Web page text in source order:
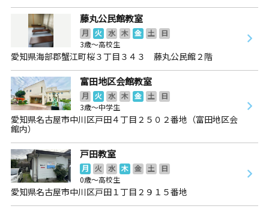
藤丸公民館教室
月 火 水 木 金 土
日
3歳～高校生
愛知県海部郡蟹江町桜３丁目３４３ 藤丸公民館２階
富田地区会館教室
月 火 水 木 金 土
日
3歳～中学生
愛知県名古屋市中川区戸田４丁目２５０２番地（富田地区会
館内）
戸田教室
月 火 水 木 金 土
日
0歳～高校生
愛知県名古屋市中川区戸田１丁目２９１５番地